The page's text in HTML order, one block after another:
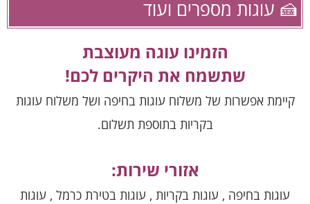
🍰 עוגות מספרים ועוד
הזמינו עוגה מעוצבת
שתשמח את היקרים לכם!
קיימת אפשרות של משלוח עוגות בחיפה ושל משלוח עוגות
בקריות בתוספת תשלום.
אזורי שירות:
עוגות בחיפה , עוגות בקריות , עוגות בטירת כרמל , עוגות